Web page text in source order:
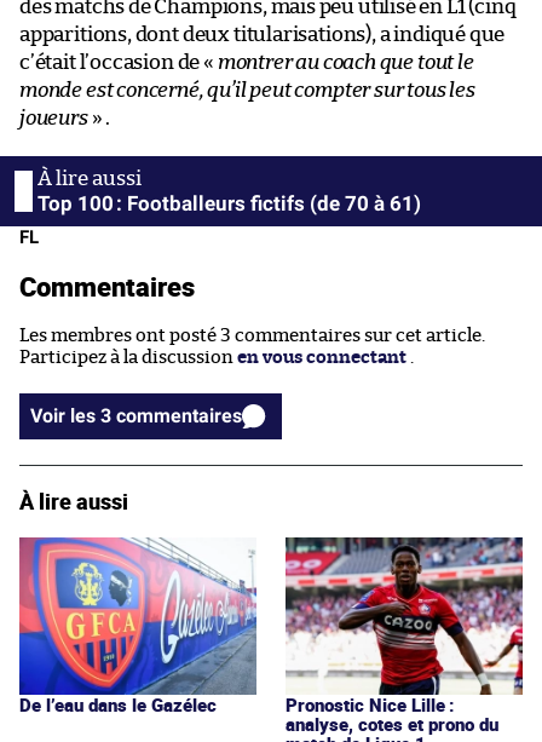
des matchs de Champions, mais peu utilisé en L1 (cinq
apparitions, dont deux titularisations), a indiqué que
c’était l’occasion de « montrer au coach que tout le
monde est concerné, qu’il peut compter sur tous les
joueurs» .
Top 100 : Footballeurs fictifs (de 70 à 61)
FL
Commentaires
Les membres ont posté 3 commentaires sur cet article.
Participez à la discussion en vous connectant .
Voir les 3 commentaires
À lire aussi
De l’eau dans le Gazélec
Pronostic Nice Lille :
analyse, cotes et prono du